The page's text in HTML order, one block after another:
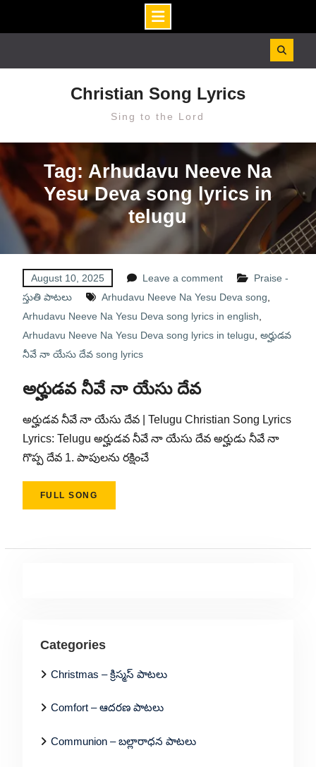
Christian Song Lyrics
Sing to the Lord
Tag: Arhudavu Neeve Na
Yesu Deva song lyrics in
telugu
August 10, 2025 Leave a comment
Praise -
స్తుతి పాటలు
Arhudavu Neeve Na Yesu Deva song
Arhudavu Neeve Na Yesu Deva song lyrics in english
Arhudavu Neeve Na Yesu Deva song lyrics in telugu అర్హుడవ
నీవే నా యేసు దేవ song lyrics
అర్హుడవ నీవే నా యేసు దేవ
అర్హుడవ నీవే నా యేసు దేవ | Telugu Christian Song Lyrics
Lyrics: Telugu అర్హుడవ నీవే నా యేసు దేవ అర్హుడు నీవే నా
గొప్ప దేవ 1. పాపులను రక్షించే
FULL SONG
Categories
Christmas – క్రిస్మస్ పాటలు
Comfort – ఆదరణ పాటలు
Communion – బల్లారాధన పాటలు